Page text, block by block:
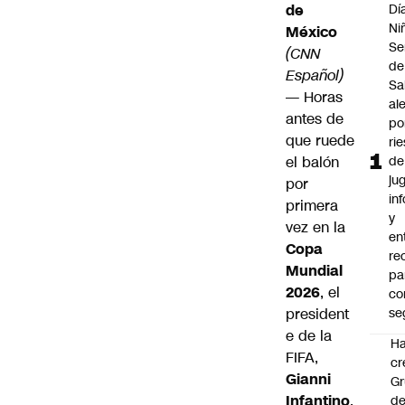
de
México
(CNN
Español)
— Horas
antes de
que ruede
el balón
por
primera
vez en la
Copa
Mundial
2026, el
president
e de la
FIFA,
Gianni
Infantino,
de
de
y
de